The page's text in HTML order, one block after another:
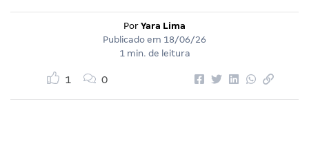
Por Yara Lima
Publicado em 18/06/26
1 min. de leitura
1 0